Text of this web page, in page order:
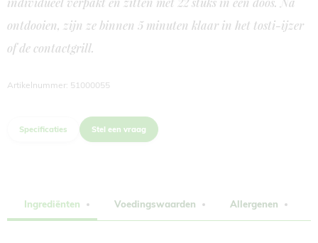
ontdooien, zijn ze binnen 5 minuten klaar in het tosti-ijzer
of de contactgrill.
Artikelnummer: 51000055
Specificaties Stel een vraag
Ingrediënten Voedingswaarden Allergenen